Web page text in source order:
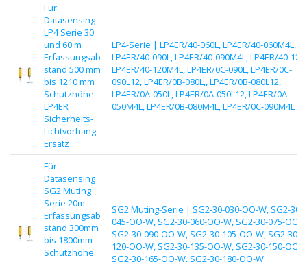
Für
Datasensing
LP4 Serie 30
und 60 m
Erfassungsab
stand 500 mm
bis 1210 mm
Schutzhöhe
LP4ER
Sicherheits-
Lichtvorhang
Ersatz
LP4-Serie | LP4ER/40-060L, LP4ER/40-060M4L,
LP4ER/40-090L, LP4ER/40-090M4L, LP4ER/40-
LP4ER/40-120M4L, LP4ER/0C-090L, LP4ER/0C-
090L12, LP4ER/0B-080L,, LP4ER/0B-080L12,
LP4ER/0A-050L, LP4ER/0A-050L12, LP4ER/0A-
050M4L, LP4ER/0B-080M4L, LP4ER/0C-090M4L
Für
Datasensing
SG2 Muting
Serie 20m
Erfassungsab
stand 300mm
bis 1800mm
Schutzhöhe
SG2 Muting-Serie | SG2-30-030-OO-W, SG2-30-
045-OO-W, SG2-30-060-OO-W, SG2-30-075-OO-
SG2-30-090-OO-W, SG2-30-105-OO-W, SG2-30-
120-OO-W, SG2-30-135-OO-W, SG2-30-150-OO-
SG2-30-165-OO-W, SG2-30-180-OO-W